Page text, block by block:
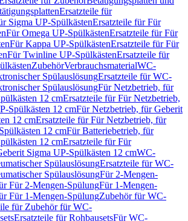
Ersatzteile für
Sigma UP-SpülkästenErsatzteile für Für
Für Omega UP-SpülkästenErsatzteile für Für
Für Kappa UP-SpülkästenErsatzteile für Für
Für Twinline UP-SpülkästenErsatzteile für
ZubehörVerbrauchsmaterialWC-
SpülauslösungErsatzteile für WC-
SpülauslösungFür Netzbetrieb, für
12 cmErsatzteile für Für Netzbetrieb,
Spülkästen 12 cmFür Netzbetrieb, für Geberit
12 cmErsatzteile für Für Netzbetrieb, für
12 cmFür Batteriebetrieb, für
12 cmErsatzteile für Für
Sigma UP-Spülkästen 12 cmWC-
SpülauslösungErsatzteile für WC-
SpülauslösungFür 2-Mengen-
Für 2-Mengen-SpülungFür 1-Mengen-
Für 1-Mengen-SpülungZubehör für WC-
für Zubehör für WC-
Ersatzteile für RohbausetsFür WC-